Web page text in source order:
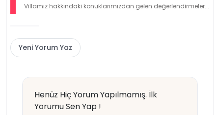
Villamız hakkındaki konuklarımızdan gelen değerlendirmeler...
Yeni Yorum Yaz
Henüz Hiç Yorum Yapılmamış. İlk
Yorumu Sen Yap !